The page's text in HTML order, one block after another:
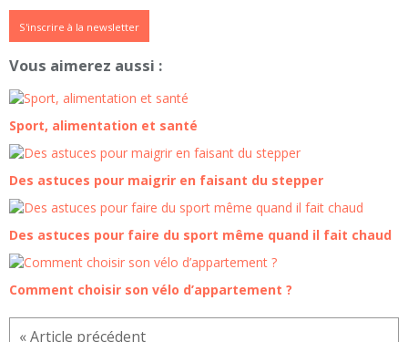
S'inscrire à la newsletter
Vous aimerez aussi :
Sport, alimentation et santé
Des astuces pour maigrir en faisant du stepper
Des astuces pour faire du sport même quand il fait chaud
Comment choisir son vélo d’appartement ?